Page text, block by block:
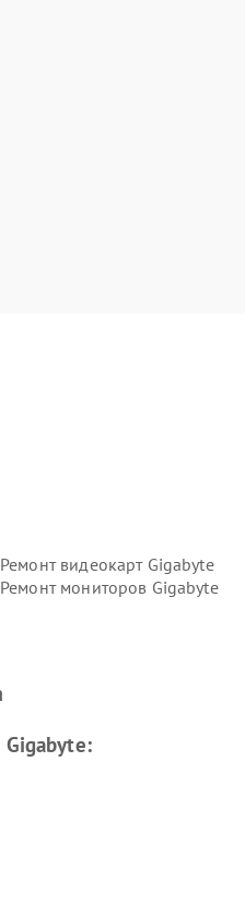
Ремонт видеокарт Gigabyte
Ремонт мониторов Gigabyte
Gigabyte: